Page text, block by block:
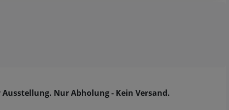
Nur Abholung - Kein Versand.